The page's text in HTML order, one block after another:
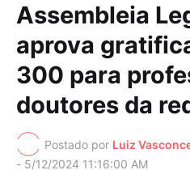
Assembleia
aprova
300 para
doutores da
Postado por Luiz
- 5/12/2024 11:16:00 AM